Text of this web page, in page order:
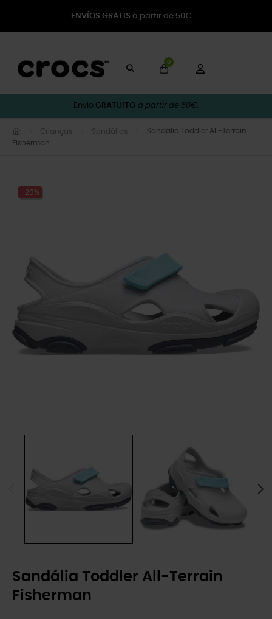
ENVÍOS GRATIS a partir de 50€
0
☰
Envio GRATUITO a partir de 50€.
Crianças Sandálias
Sandália Toddler All-Terrain
Fisherman
-20%
Sandália Toddler All-Terrain
Fisherman